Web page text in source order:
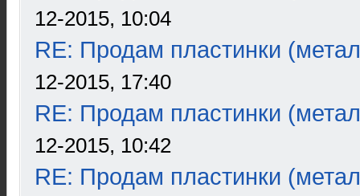
12-2015, 10:04
RE: Продам пластинки
12-2015, 17:40
RE: Продам пластинки
12-2015, 10:42
RE: Продам пластинки